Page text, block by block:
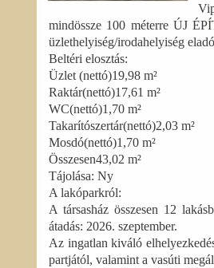
mindössze 100 méterre ÚJ
üzlethelyiség/irodahelyiség
Beltéri elosztás:
Üzlet (nettó)19,98 m²
Raktár(nettó)17,61 m²
WC(nettó)1,70 m²
Takarítószertár(nettó)2,03 m²
Mosdó(nettó)1,70 m²
Összesen43,02 m²
Tájolása: Ny
A lakóparkról:
A társasház összesen 12
átadás: 2026. szeptember.
Az ingatlan kiváló
partjától, valamint a vasúti